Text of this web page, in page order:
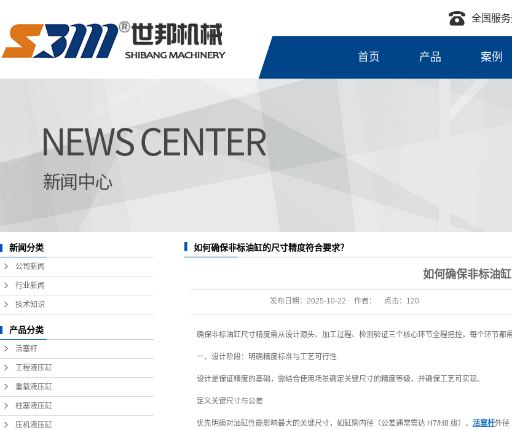
全国服
首页 产品
伺服液压缸
阻尼器液压
缸
拉杆液压缸
矫直机
框架液压机
案例
新闻分类
公司新闻
行业新闻
技术知识
产品分类
活塞杆
工程液压缸
重载液压缸
柱塞液压缸
压机液压缸
如何确保非标油缸的尺寸精度符合要求？
如何确保非标油
发布日期： 2025-10-22 作者： 点击： 120
确保非标油缸尺寸精度需从设计源头、加工过程、检测验证三个核心环节全程把控，每个环节都
一、设计阶段：明确精度标准与工艺可行性
设计是保证精度的基础，需结合使用场景确定关键尺寸的精度等级，并确保工艺可实现。
定义关键尺寸与公差
优先明确对油缸性能影响最大的关键尺寸，如缸筒内径（公差通常需达 H7/H8 级）、 活塞杆外径